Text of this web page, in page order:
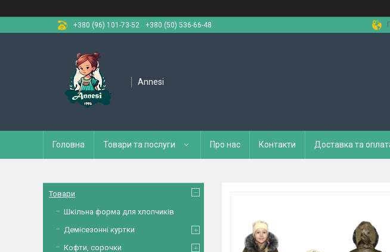
+380 (96) 101-73-52
+380 (50) 536-66-48
Annesi
Головна Товари та послуги Про нас Контакти Доставка та
Товари
Шкільна форма для хлопчиків
Демісезонні куртки
Кофти, сорочки